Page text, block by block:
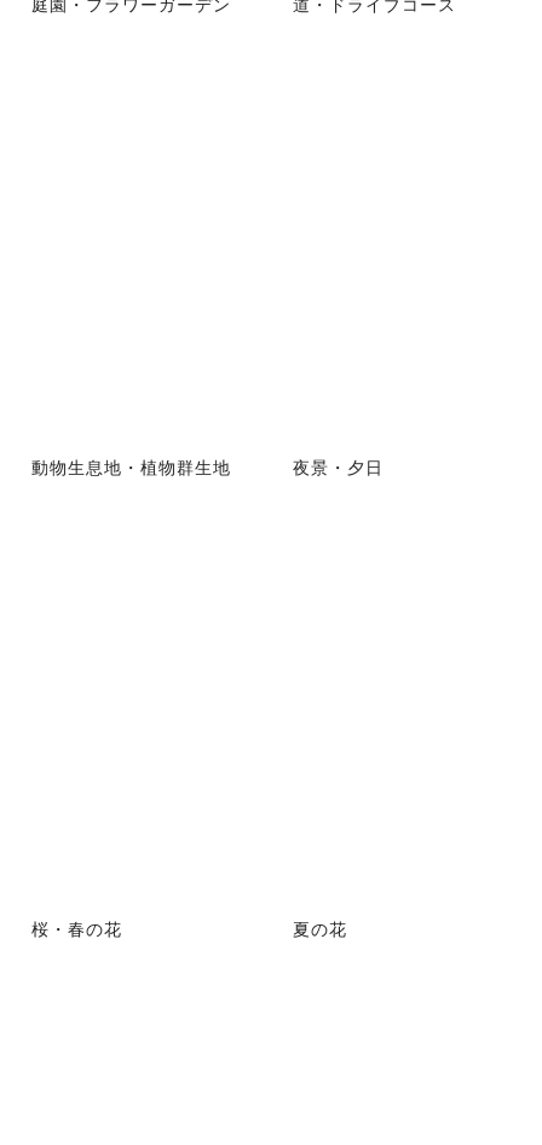
動物生息地・植物群生地 夜景・夕日
桜・春の花 夏の花